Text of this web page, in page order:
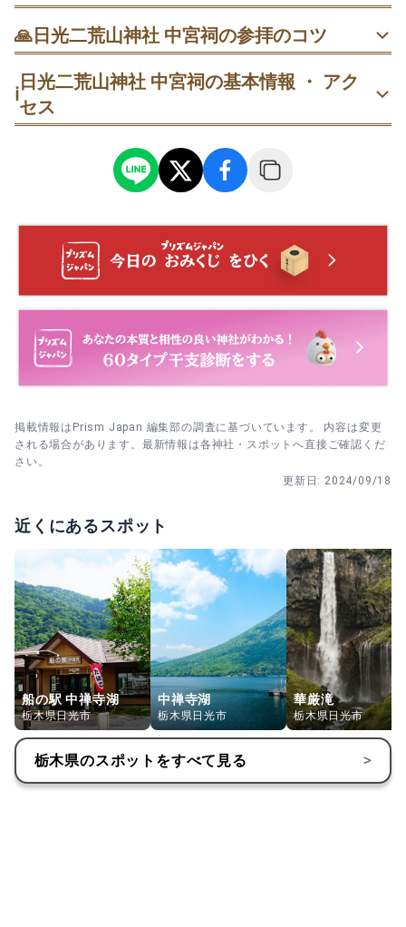
4月25日 男体山開山式｜拝殿で安全登拝を祈る行事。以後
は奥宮までの登拝期間に入り、山と湖の景色も爽やか。朝
の神事に合わせて訪れると気持ちよく回れます。
9月中旬〜11月下旬 良い縁まつり｜拝殿前の笹の輪くぐり
が名物。縁結びを願う参拝者でにぎわい、紅葉の時期は写
11月11日 男体山閉山式｜冬期閉山を告げる行事。朝の神事
かに過ごせます。
🙏 日光二荒山神社 中宮祠の参拝のコツ
鳥居前で一礼→正面から振り返って構図を決める→周囲に
配慮し短時間で撮影→通行の妨げにならない位置に下がる
で進み、二拝二拍手一拝で参拝する
拝殿での参拝を終えたあとに一礼→鈴を一度だけ鳴らす→
ℹ️
日光二荒山神社 中宮祠の基本情報 ・ アク
セス
掲載情報はPrism Japan 編集部の調査に基づいています。 内容は変更
される場合があります。最新情報は各神社・スポットへ直接ご確認くだ
さい。
更新日: 2024/09/18
近くにあるスポット
船の駅 中禅寺湖
栃木県日光市
中禅寺湖
栃木県日光市
華厳滝
栃木県日光市
栃木県のスポットをすべて見る >